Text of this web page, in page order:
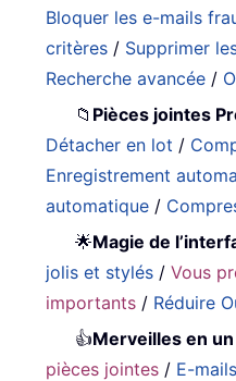
Bloquer les e-mails
critères / Supprimer
Recherche avancée /
📁 Pièces jointes
Détacher en lot /
Enregistrement
automatique /
🌟Magie de
jolis et stylés /Vous
importants / Réduire
👍Merveilles en
pièces jointes / E-